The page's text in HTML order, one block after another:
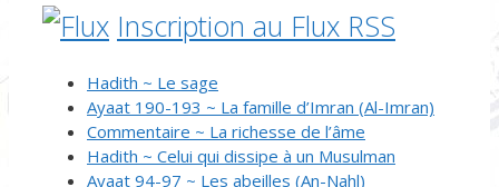
Inscription au Flux RSS
Hadith ~ Le sage
Ayaat 190-193 ~ La famille d’Imran (Al-Imran)
Commentaire ~ La richesse de l’âme
Hadith ~ Celui qui dissipe à un Musulman
Ayaat 94-97 ~ Les abeilles (An-Nahl)